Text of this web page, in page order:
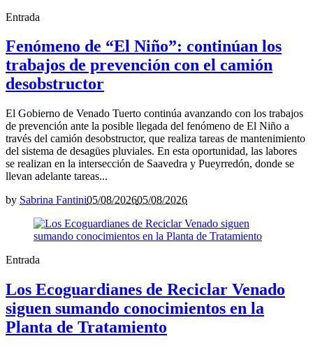
Entrada
Fenómeno de “El Niño”: continúan los
trabajos de prevención con el camión
desobstructor
El Gobierno de Venado Tuerto continúa avanzando con los trabajos
de prevención ante la posible llegada del fenómeno de El Niño a
través del camión desobstructor, que realiza tareas de mantenimiento
del sistema de desagües pluviales. En esta oportunidad, las labores
se realizan en la intersección de Saavedra y Pueyrredón, donde se
llevan adelante tareas...
by Sabrina Fantini05/08/202605/08/2026
Entrada
Los Ecoguardianes de Reciclar Venado
siguen sumando conocimientos en la
Planta de Tratamiento